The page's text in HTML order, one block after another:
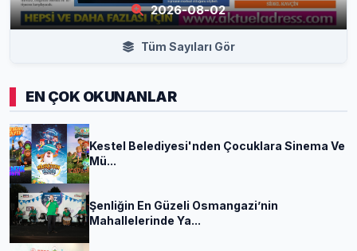
2026-08-02
Tüm Sayıları Gör
EN ÇOK OKUNANLAR
Kestel Belediyesi'nden Çocuklara Sinema Ve
Mü...
Şenliğin En Güzeli Osmangazi’nin
Mahallelerinde Ya...